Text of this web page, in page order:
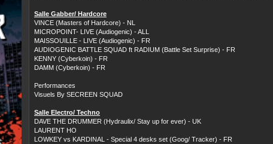
Salle Gabber/ Hardcore
VINCE (Masters of Hardcore) - NL
MICROPOINT- LIVE (Audiogenic) - ALL
MAISSOUILLE - LIVE (Audiogenic) - FR
AUDIOGENIC BATTLE SQUAD ft RADIUM (Battle Set Surprise) - FR
KENNY (Cyberkoin) - FR
DAMM (Cyberkoin) - FR
Performances
Visuels By SECREEN SQUAD
Salle Electro/ Techno
DAVE THE DRUMMER (Hydraulix/ Stay up for ever) - UK
LAURENT HO
LOWKEY vs KARDINAL - Special 4 desks set (Goog/ Tracker) - FR